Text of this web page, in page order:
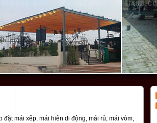
mái xếp, mái hiên di động, mái rủ, mái vòm,